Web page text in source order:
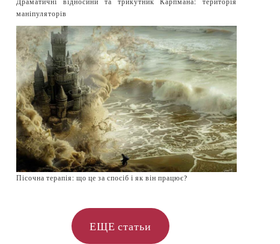
маніпуляторів
Пісочна терапія: що це за спосіб і як він працює?
ЕЩЕ статьи